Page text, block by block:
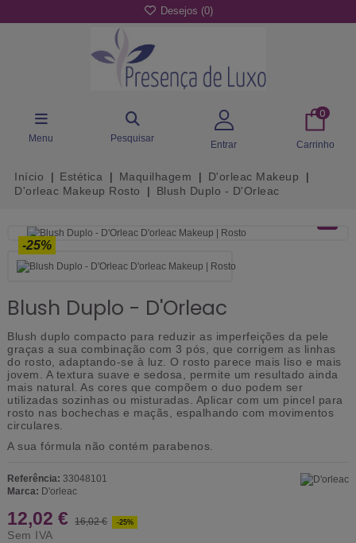
Desejos (0)
Menu Pesquisar
Entrar
0
Carrinho
Início Estética Maquilhagem
D'orleac Makeup
D'orleac Makeup Rosto
Blush Duplo - D'Orleac
-25%
Blush Duplo - D'Orleac
Blush duplo compacto para reduzir as imperfeições da pele
graças a sua combinação com 3 pós, que corrigem as linhas
do rosto, adaptando-se à luz. O rosto parece mais liso e mais
jovem. A textura suave e sedosa, permite um resultado ainda
mais natural. As cores que compõem o duo podem ser
utilizadas sozinhas ou misturadas. Aplicar com um pincel para
rosto nas bochechas e maçãs, espalhando com movimentos
circulares.
A sua fórmula não contém parabenos.
Referência: 33048101
Marca: D'orleac
12,02 € 16,02 € -25%
Sem IVA